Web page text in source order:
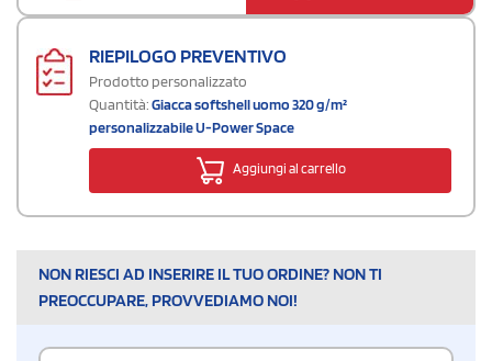
RIEPILOGO PREVENTIVO
Prodotto personalizzato
Quantità:Giacca softshell uomo 320 g/m²
personalizzabile U-Power Space
Aggiungi al carrello
NON RIESCI AD INSERIRE IL TUO ORDINE? NON TI
PREOCCUPARE, PROVVEDIAMO NOI!